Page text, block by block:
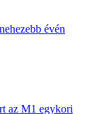
évén
az M1 egykori